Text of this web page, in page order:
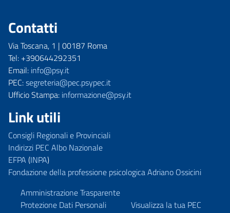
Contatti
Via Toscana, 1 | 00187 Roma
Tel: +390644292351
Email: info@psy.it
PEC:segreteria@pec.psypec.it
Ufficio Stampa: informazione@psy.it
Link utili
Consigli Regionali e Provinciali
Indirizzi PEC Albo Nazionale
EFPA (INPA)
Fondazione della professione psicologica Adriano Ossicini
Amministrazione Trasparente
Protezione Dati Personali
Visualizza la tua PEC